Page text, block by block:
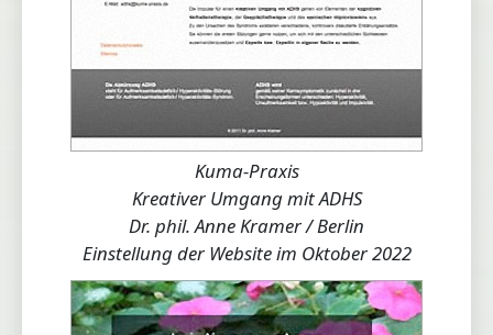
Kuma-Praxis
Kreativer Umgang mit ADHS
Dr. phil. Anne Kramer / Berlin
Einstellung der Website im Oktober 2022